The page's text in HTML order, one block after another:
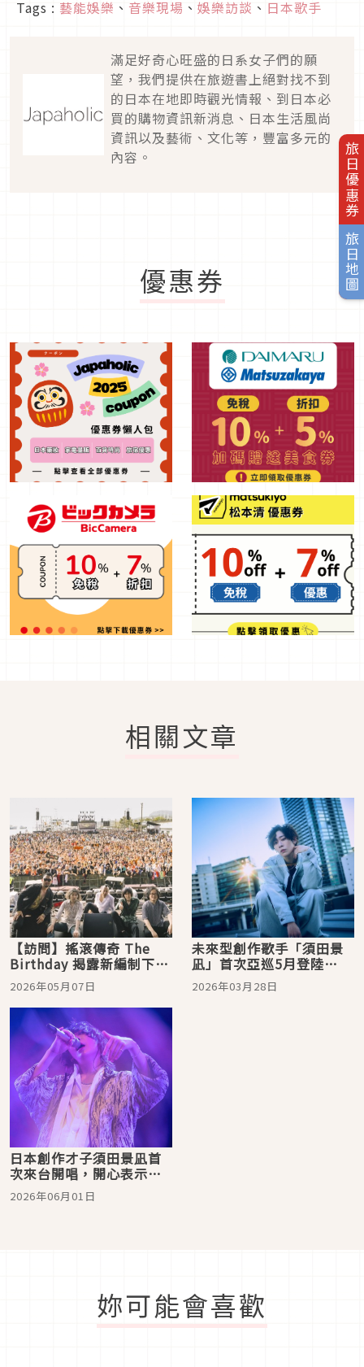
旅日優惠券
旅日地圖
Tags : 藝能娛樂 、 音樂現場 、 娛樂訪談 、 日本歌手
滿足好奇心旺盛的日系女子們的願
望，我們提供在旅遊書上絕對找不到
的日本在地即時觀光情報、到日本必
買的購物資訊新消息、日本生活風尚
資訊以及藝術、文化等，豐富多元的
內容。
優惠券
相關文章
【訪問】搖滾傳奇 The
Birthday 揭露新編制下的
運作方式！必要時使出鴕
鳥俱樂部的那招？
2026年05月07日
未來型創作歌手「須田景
凪」首次亞巡5月登陸
Legacy Taipei，期待歌迷
推薦在地景點與美食！
2026年03月28日
日本創作才子須田景凪首
次來台開唱，開心表示
「靠音樂圓夢朝聖九份」
2026年06月01日
妳可能會喜歡